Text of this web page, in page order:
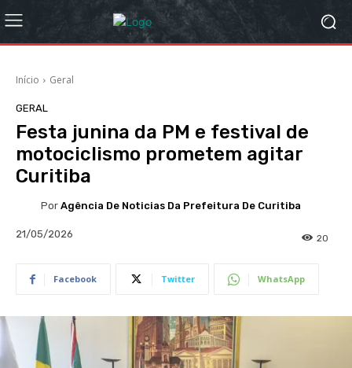
Início Geral
GERAL
Festa junina da PM e festival de
motociclismo prometem agitar
Curitiba
Por Agência De Noticias Da Prefeitura De Curitiba
21/05/2026 20
Facebook Twitter WhatsApp